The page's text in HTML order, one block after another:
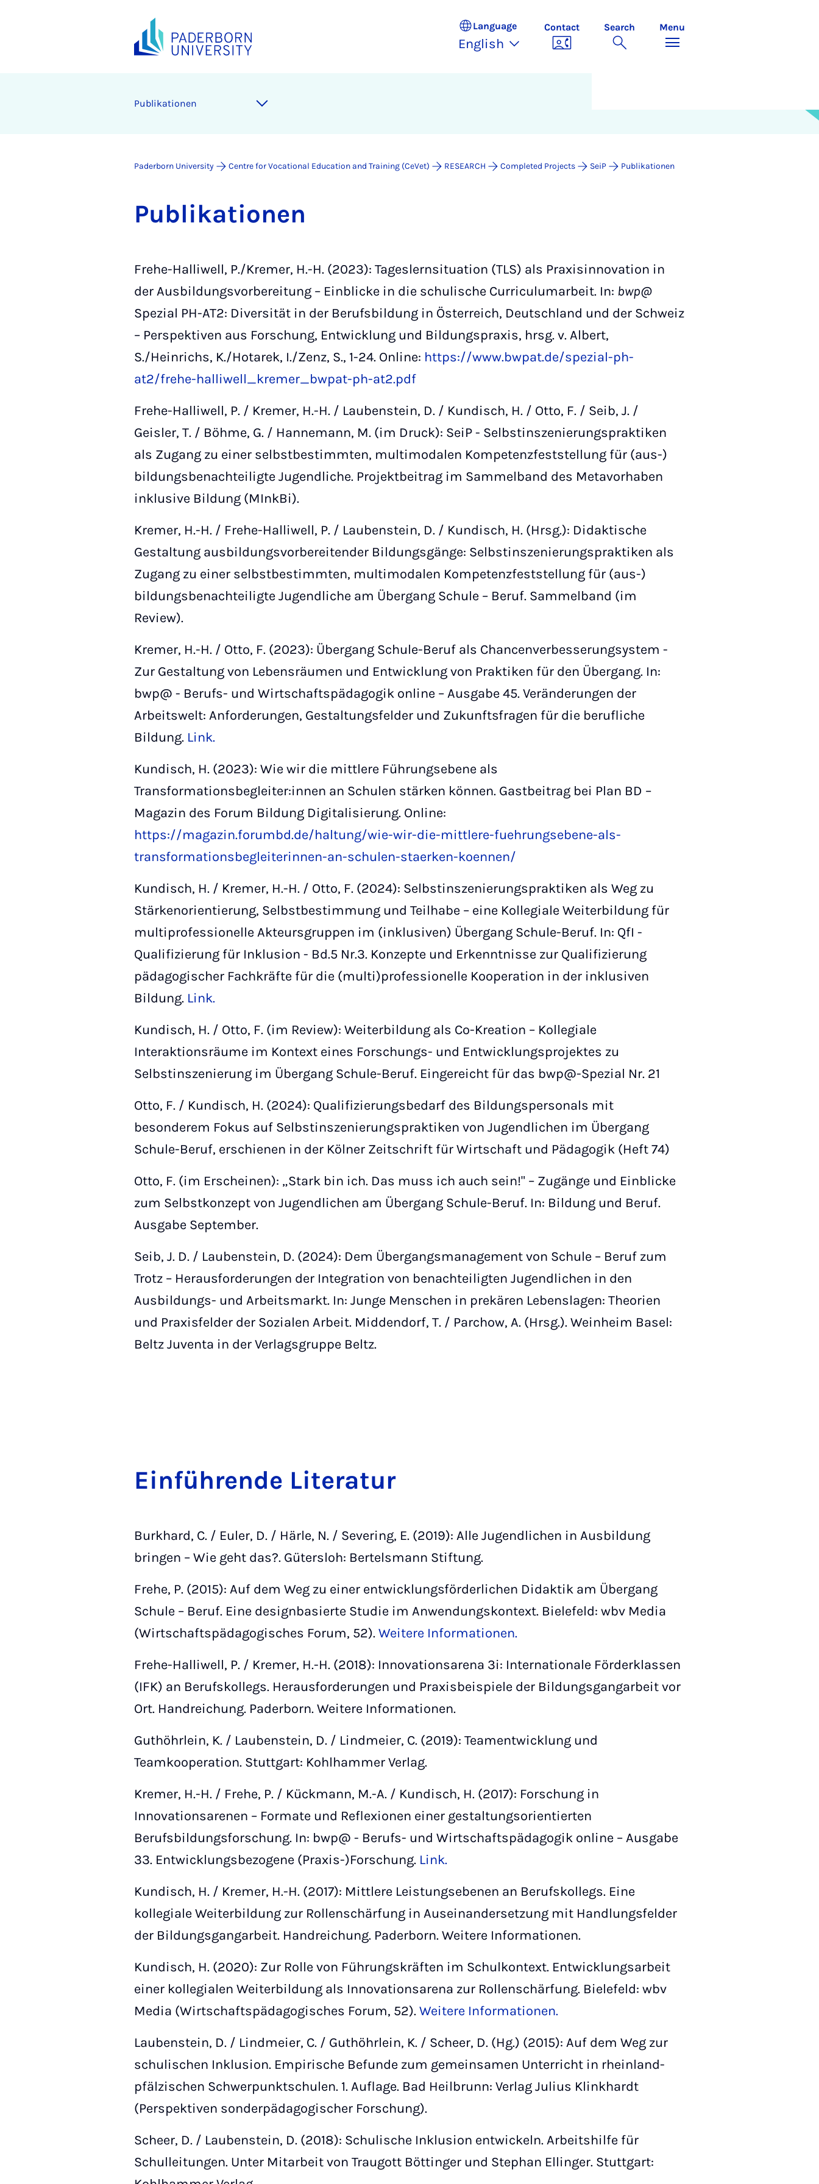
Language
English
Contact Search Menu
Pub­lika­tion­en
Paderborn University Centre for Vocational Education and Training (CeVet) RESEARCH Completed Projects SeiP Publikationen
Pub­lika­tion­en
Frehe-Halliwell, P./Kremer, H.-H. (2023): Tageslernsituation (TLS) als Praxisinnovation in
der Ausbildungsvorbereitung – Einblicke in die schulische Curriculumarbeit. In: bwp@
Spezial PH-AT2: Diversität in der Berufsbildung in Österreich, Deutschland und der Schweiz
– Perspektiven aus Forschung, Entwicklung und Bildungspraxis, hrsg. v. Albert,
S./Heinrichs, K./Hotarek, I./Zenz, S., 1-24. Online: https://www.bwpat.de/spezial-ph-
at2/frehe-halliwell_kremer_bwpat-ph-at2.pdf
Frehe-Halliwell, P. / Kremer, H.-H. / Laubenstein, D. / Kundisch, H. / Otto, F. / Seib, J. /
Geisler, T. / Böhme, G. / Hannemann, M. (im Druck): SeiP - Selbstinszenierungspraktiken
als Zugang zu einer selbstbestimmten, multimodalen Kompetenzfeststellung für (aus-)
bildungsbenachteiligte Jugendliche. Projektbeitrag im Sammelband des Metavorhaben
inklusive Bildung (MInkBi).
Kremer, H.-H. / Frehe-Halliwell, P. / Laubenstein, D. / Kundisch, H. (Hrsg.): Didaktische
Gestaltung ausbildungsvorbereitender Bildungsgänge: Selbstinszenierungspraktiken als
Zugang zu einer selbstbestimmten, multimodalen Kompetenzfeststellung für (aus-)
bildungsbenachteiligte Jugendliche am Übergang Schule – Beruf. Sammelband (im
Review).
Kremer, H.-H. / Otto, F. (2023): Übergang Schule-Beruf als Chancenverbesserungsystem -
Zur Gestaltung von Lebensräumen und Entwicklung von Praktiken für den Übergang. In:
bwp@ - Berufs- und Wirtschaftspädagogik online – Ausgabe 45. Veränderungen der
Arbeitswelt: Anforderungen, Gestaltungsfelder und Zukunftsfragen für die berufliche
Bildung. Link.
Kundisch, H. (2023): Wie wir die mittlere Führungsebene als
Transformationsbegleiter:innen an Schulen stärken können. Gastbeitrag bei Plan BD –
Magazin des Forum Bildung Digitalisierung. Online:
https://magazin.forumbd.de/haltung/wie-wir-die-mittlere-fuehrungsebene-als-
transformationsbegleiterinnen-an-schulen-staerken-koennen/
Kundisch, H. / Kremer, H.-H. / Otto, F. (2024): Selbstinszenierungspraktiken als Weg zu
Stärkenorientierung, Selbstbestimmung und Teilhabe – eine Kollegiale Weiterbildung für
multiprofessionelle Akteursgruppen im (inklusiven) Übergang Schule-Beruf. In: QfI -
Qualifizierung für Inklusion - Bd.5 Nr.3. Konzepte und Erkenntnisse zur Qualifizierung
pädagogischer Fachkräfte für die (multi)professionelle Kooperation in der inklusiven
Bildung. Link.
Kundisch, H. / Otto, F. (im Review): Weiterbildung als Co-Kreation – Kollegiale
Interaktionsräume im Kontext eines Forschungs- und Entwicklungsprojektes zu
Selbstinszenierung im Übergang Schule-Beruf. Eingereicht für das bwp@-Spezial Nr. 21
Otto, F. / Kundisch, H. (2024): Qualifizierungsbedarf des Bildungspersonals mit
besonderem Fokus auf Selbstinszenierungspraktiken von Jugendlichen im Übergang
Schule-Beruf, erschienen in der Kölner Zeitschrift für Wirtschaft und Pädagogik (Heft 74)
Otto, F. (im Erscheinen): „Stark bin ich. Das muss ich auch sein!" – Zugänge und Einblicke
zum Selbstkonzept von Jugendlichen am Übergang Schule-Beruf. In: Bildung und Beruf.
Ausgabe September.
Seib, J. D. / Laubenstein, D. (2024): Dem Übergangsmanagement von Schule – Beruf zum
Trotz – Herausforderungen der Integration von benachteiligten Jugendlichen in den
Ausbildungs- und Arbeitsmarkt. In: Junge Menschen in prekären Lebenslagen: Theorien
und Praxisfelder der Sozialen Arbeit. Middendorf, T. / Parchow, A. (Hrsg.). Weinheim Basel:
Beltz Juventa in der Verlagsgruppe Beltz.
Ein­führende Lit­er­at­ur
Burkhard, C. / Euler, D. / Härle, N. / Severing, E. (2019): Alle Jugendlichen in Ausbildung
bringen – Wie geht das?. Gütersloh: Bertelsmann Stiftung.
Frehe, P. (2015): Auf dem Weg zu einer entwicklungsförderlichen Didaktik am Übergang
Schule – Beruf. Eine designbasierte Studie im Anwendungskontext. Bielefeld: wbv Media
(Wirtschaftspädagogisches Forum, 52).Weitere Informationen.
Frehe-Halliwell, P. / Kremer, H.-H. (2018): Innovationsarena 3i: Internationale Förderklassen
(IFK) an Berufskollegs. Herausforderungen und Praxisbeispiele der Bildungsgangarbeit vor
Ort. Handreichung. Paderborn.Weitere Informationen.
Guthöhrlein, K. / Laubenstein, D. / Lindmeier, C. (2019): Teamentwicklung und
Teamkooperation. Stuttgart: Kohlhammer Verlag.
Kremer, H.-H. / Frehe, P. / Kückmann, M.-A. / Kundisch, H. (2017): Forschung in
Innovationsarenen – Formate und Reflexionen einer gestaltungsorientierten
Berufsbildungsforschung. In: bwp@ - Berufs- und Wirtschaftspädagogik online – Ausgabe
33. Entwicklungsbezogene (Praxis-)Forschung. Link.
Kundisch, H. / Kremer, H.-H. (2017): Mittlere Leistungsebenen an Berufskollegs. Eine
kollegiale Weiterbildung zur Rollenschärfung in Auseinandersetzung mit Handlungsfelder
der Bildungsgangarbeit. Handreichung. Paderborn. Weitere Informationen.
Kundisch, H. (2020): Zur Rolle von Führungskräften im Schulkontext. Entwicklungsarbeit
einer kollegialen Weiterbildung als Innovationsarena zur Rollenschärfung. Bielefeld: wbv
Media (Wirtschaftspädagogisches Forum, 52).Weitere Informationen.
Laubenstein, D. / Lindmeier, C. / Guthöhrlein, K. / Scheer, D. (Hg.) (2015): Auf dem Weg zur
schulischen Inklusion. Empirische Befunde zum gemeinsamen Unterricht in rheinland-
pfälzischen Schwerpunktschulen. 1. Auflage. Bad Heilbrunn: Verlag Julius Klinkhardt
(Perspektiven sonderpädagogischer Forschung).
Scheer, D. / Laubenstein, D. (2018): Schulische Inklusion entwickeln. Arbeitshilfe für
Schulleitungen. Unter Mitarbeit von Traugott Böttinger und Stephan Ellinger. Stuttgart: